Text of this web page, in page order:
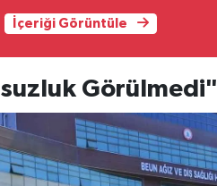
İçeriği Görüntüle
Görülmedi"